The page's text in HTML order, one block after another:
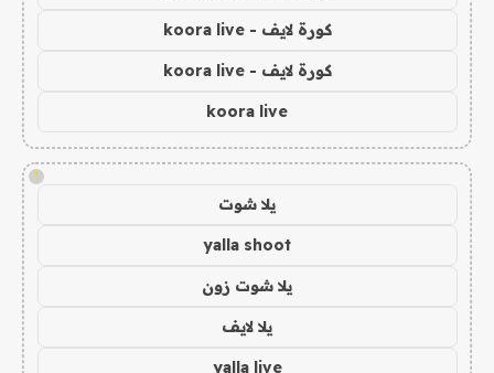
كورة لايف - koora live
كورة لايف - koora live
koora live
!
يلا شوت
yalla shoot
يلا شوت زون
يلا لايف
yalla live